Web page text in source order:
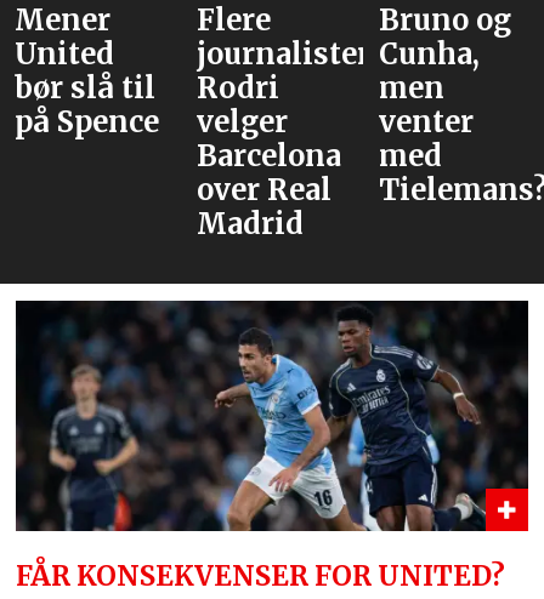
Mener
United
bør slå til
på Spence
Flere
journalister:
Rodri
velger
Barcelona
over Real
Madrid
Bruno og
Cunha,
men
venter
med
FÅR KONSEKVENSER FOR UNITED?